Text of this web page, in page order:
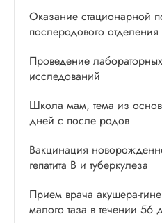
Оказание стационарной
послеродового
Проведение
исследований
Школа мам, тема из
дней с после родов
Вакцинация
гепатита В и туберкулеза
Прием врача акушера-
малого таза в течении